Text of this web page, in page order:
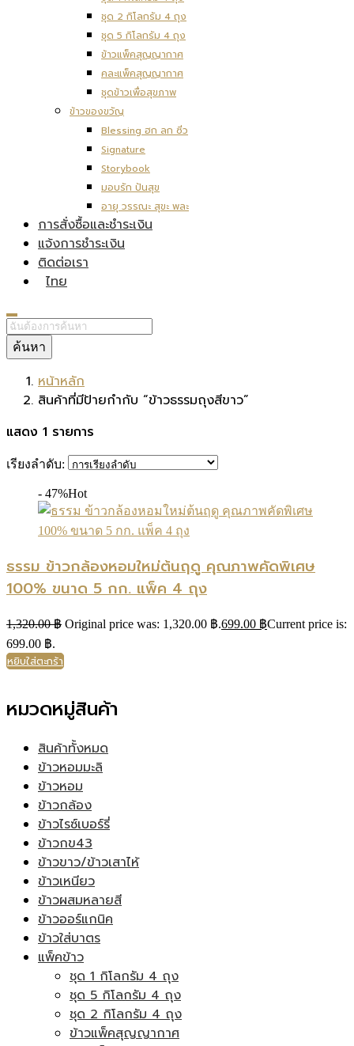
ชุด 2 กิโลกรัม 4 ถุง
ชุด 5 กิโลกรัม 4 ถุง
ข้าวแพ็คสุญญากาศ
คละแพ็คสุญญากาศ
ชุดข้าวเพื่อสุขภาพ
ข้าวของขวัญ
Blessing ฮก ลก ซิ่ว
Signature
Storybook
มอบรัก ปันสุข
อายุ วรรณะ สุขะ พละ
การสั่งซื้อและชำระเงิน
แจ้งการชำระเงิน
ติดต่อเรา
ไทย
ค้นหา
หน้าหลัก
สินค้าที่มีป้ายกำกับ “ข้าวธรรมถุงสีขาว”
แสดง 1 รายการ
เรียงลำดับ:
- 47%Hot
ธรรม ข้าวกล้องหอมใหม่ต้นฤดู คุณภาพคัดพิเศษ
100% ขนาด 5 กก. แพ็ค 4 ถุง
1,320.00฿ Original price was: 1,320.00 ฿.699.00 ฿Current price is:
699.00 ฿.
หยิบใส่ตะกร้า
หมวดหมู่สินค้า
สินค้าทั้งหมด
ข้าวหอมมะลิ
ข้าวหอม
ข้าวกล้อง
ข้าวไรซ์เบอร์รี่
ข้าวกข43
ข้าวขาว/ข้าวเสาไห้
ข้าวเหนียว
ข้าวผสมหลายสี
ข้าวออร์แกนิค
ข้าวใส่บาตร
แพ็คข้าว
ชุด 1 กิโลกรัม 4 ถุง
ชุด 5 กิโลกรัม 4 ถุง
ชุด 2 กิโลกรัม 4 ถุง
ข้าวแพ็คสุญญากาศ